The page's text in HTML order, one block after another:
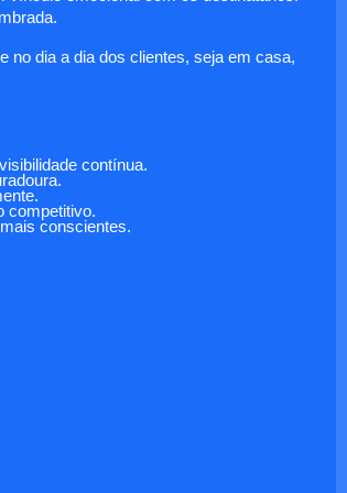
no dia a dia dos clientes, seja em casa,
contínua.
competitivo.
conscientes.